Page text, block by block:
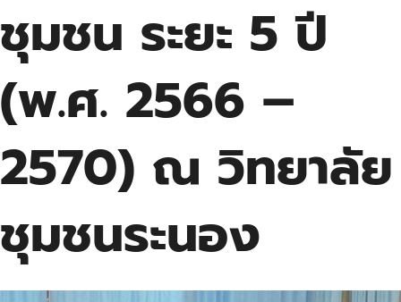
ชุมชน ระยะ 5 ปี
(พ.ศ. 2566 –
2570) ณ วิทยาลัย
ชุมชนระนอง